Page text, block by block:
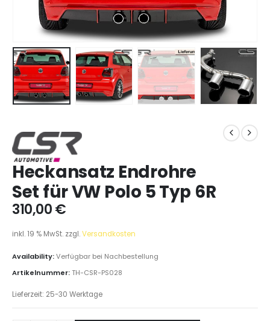
Heckansatz Endrohre
Set für VW Polo 5 Typ 6R
310,00€
inkl. 19 % MwSt. zzgl.Versandkosten
Availability:Verfügbar bei Nachbestellung
Artikelnummer:TH-CSR-PS028
Lieferzeit: 25-30 Werktage